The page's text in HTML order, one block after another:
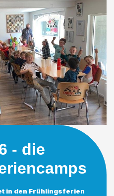
- die
in den Frühlingsferien